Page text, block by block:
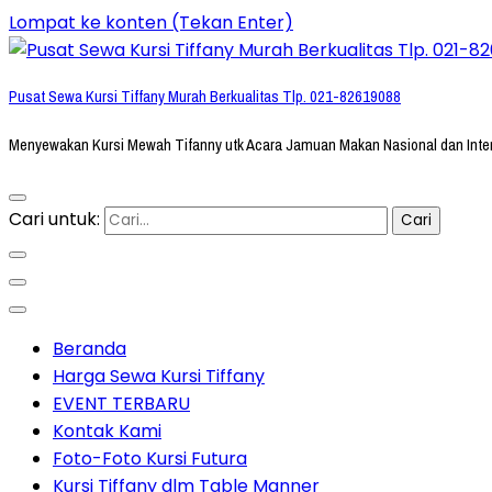
Lompat ke konten (Tekan Enter)
Pusat Sewa Kursi Tiffany Murah Berkualitas Tlp. 021-82619088
Menyewakan Kursi Mewah Tifanny utk Acara Jamuan Makan Nasional dan
Cari untuk:
Beranda
Harga Sewa Kursi Tiffany
EVENT TERBARU
Kontak Kami
Foto-Foto Kursi Futura
Kursi Tiffany dlm Table Manner